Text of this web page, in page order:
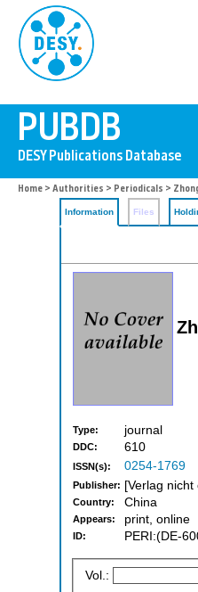
Home > Authorities > Periodicals >
Information Files
Type: journal
DDC: 610
ISSN(s): 0254-1769
Publisher: [Verlag
Country: China
Appears: print, online
ID: PERI:(DE-
Vol.: